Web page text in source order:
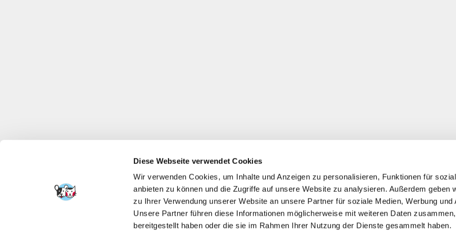
Diese Webseite verwendet Cookies
Wir verwenden Cookies, um Inhalte und Anzeigen zu personalisieren, Funktionen für
anbieten zu können und die Zugriffe auf unsere Website zu analysieren. Außerdem geben
zu Ihrer Verwendung unserer Website an unsere Partner für soziale Medien, Werbung und
Unsere Partner führen diese Informationen möglicherweise mit weiteren Daten
bereitgestellt haben oder die sie im Rahmen Ihrer Nutzung der Dienste gesammelt haben.